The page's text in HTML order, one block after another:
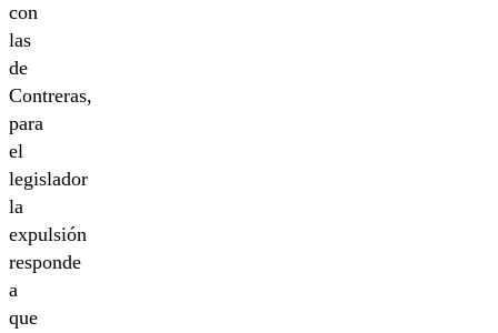
con
las
de
Contreras,
para
el
legislador
la
expulsión
responde
a
que